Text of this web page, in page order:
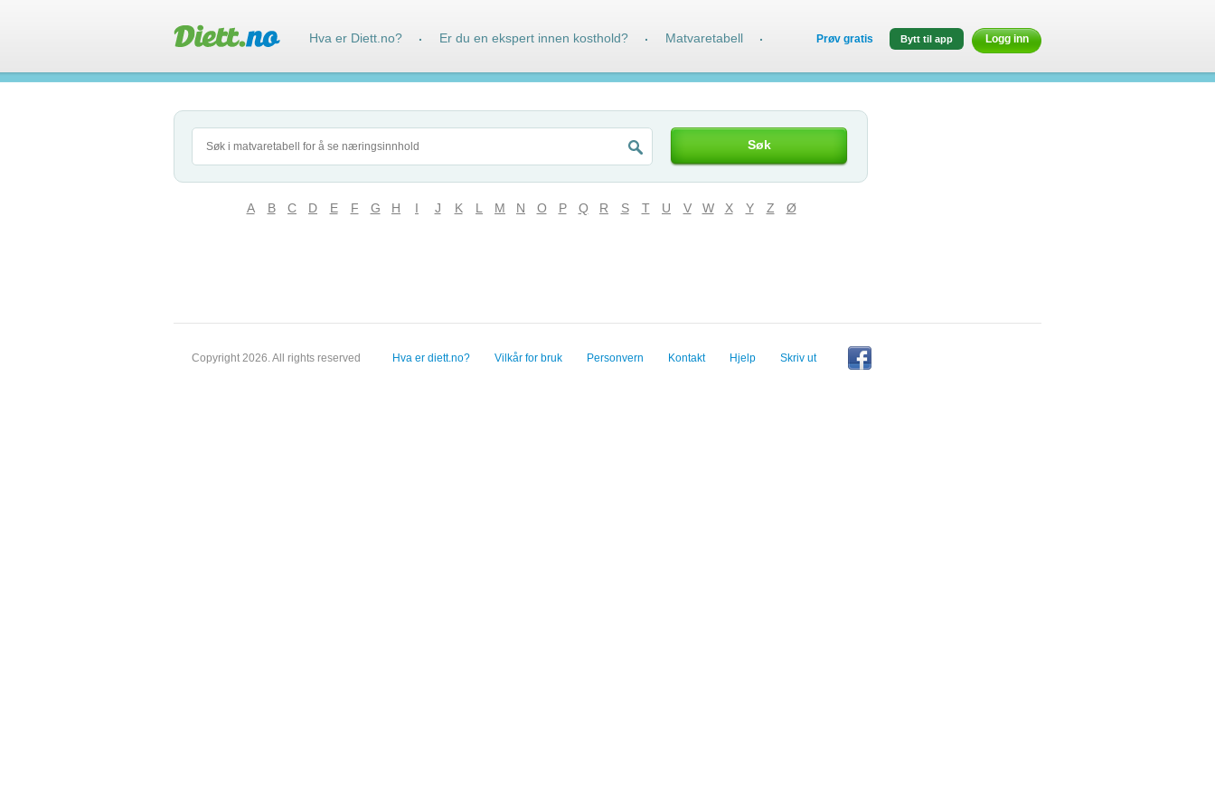
Søk
A B C D E F G H I J K L M N O P Q R S T U V W X Y Z Ø
Copyright 2026. All rights reserved Hva er diett.no? Vilkår for bruk Personvern Kontakt Hjelp Skriv ut
Hva er Diett.no? · Er du en ekspert innen kosthold? · Matvaretabell · Prøv gratis Bytt til app Logg inn